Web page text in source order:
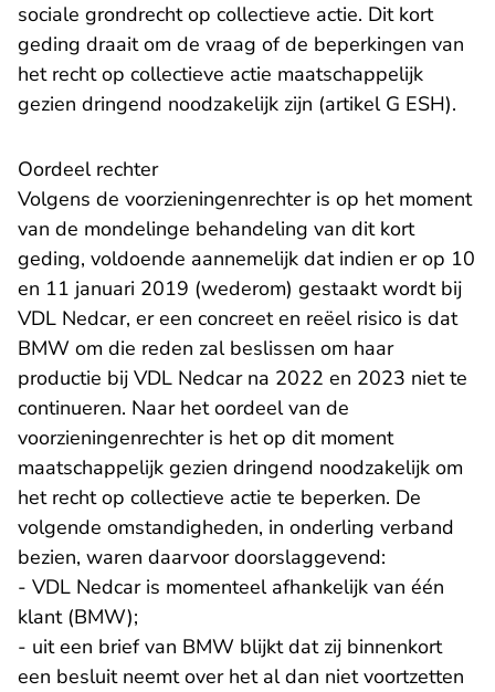
sociale grondrecht op collectieve actie. Dit kort
geding draait om de vraag of de beperkingen van
het recht op collectieve actie maatschappelijk
gezien dringend noodzakelijk zijn (artikel G ESH).
Oordeel rechter
Volgens de voorzieningenrechter is op het moment
van de mondelinge behandeling van dit kort
geding, voldoende aannemelijk dat indien er op 10
en 11 januari 2019 (wederom) gestaakt wordt bij
VDL Nedcar, er een concreet en reëel risico is dat
BMW om die reden zal beslissen om haar
productie bij VDL Nedcar na 2022 en 2023 niet te
continueren. Naar het oordeel van de
voorzieningenrechter is het op dit moment
maatschappelijk gezien dringend noodzakelijk om
het recht op collectieve actie te beperken. De
volgende omstandigheden, in onderling verband
bezien, waren daarvoor doorslaggevend:
- VDL Nedcar is momenteel afhankelijk van één
klant (BMW);
- uit een brief van BMW blijkt dat zij binnenkort
een besluit neemt over het al dan niet voortzetten